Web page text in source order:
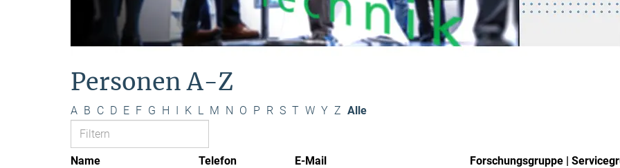
Personen A-Z
A B C D E F G H I K L M N O P R S T W Y Z Alle
Name Telefon E-Mail
Forschungsgruppe |